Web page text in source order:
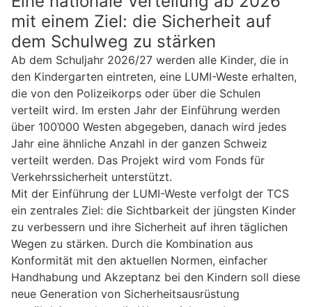
mit einem Ziel: die Sicherheit auf
dem Schulweg zu stärken
Ab dem Schuljahr 2026/27 werden alle Kinder, die in
den Kindergarten eintreten, eine LUMI-Weste erhalten,
die von den Polizeikorps oder über die Schulen
verteilt wird. Im ersten Jahr der Einführung werden
über 100’000 Westen abgegeben, danach wird jedes
Jahr eine ähnliche Anzahl in der ganzen Schweiz
verteilt werden. Das Projekt wird vom Fonds für
Verkehrssicherheit unterstützt.
Mit der Einführung der LUMI-Weste verfolgt der TCS
ein zentrales Ziel: die Sichtbarkeit der jüngsten Kinder
zu verbessern und ihre Sicherheit auf ihren täglichen
Wegen zu stärken. Durch die Kombination aus
Konformität mit den aktuellen Normen, einfacher
Handhabung und Akzeptanz bei den Kindern soll diese
neue Generation von Sicherheitsausrüstung